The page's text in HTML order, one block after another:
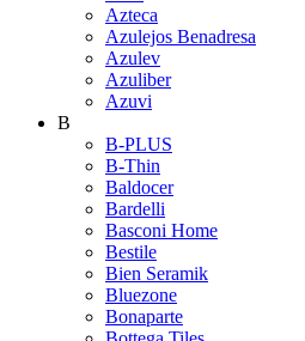
Azteca
Azulejos Benadresa
Azulev
Azuliber
Azuvi
B
B-PLUS
B-Thin
Baldocer
Bardelli
Basconi Home
Bestile
Bien Seramik
Bluezone
Bonaparte